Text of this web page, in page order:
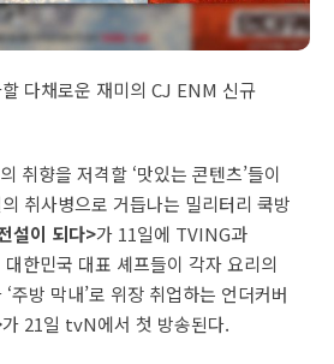
다채로운 재미의 CJ ENM 신규
취향을 저격할 ‘맛있는 콘텐츠’들이
취사병으로 거듭나는 밀리터리 쿡방
설이 되다>가 11일에 TVING과
한민국 대표 셰프들이 각자 요리의
주방 막내’로 위장 취업하는 언더커버
가 21일 tvN에서 첫 방송된다.